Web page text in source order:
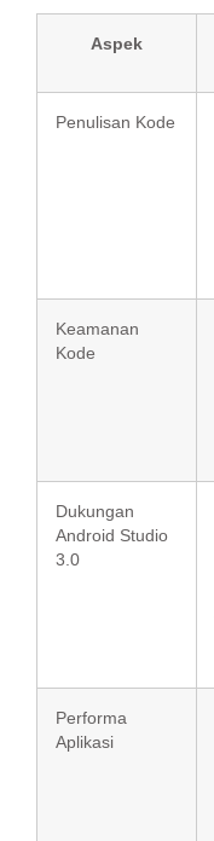
Aspek
Penulisan Kode
Keamanan
Kode
Dukungan
Android Studio
3.0
Performa
Aplikasi